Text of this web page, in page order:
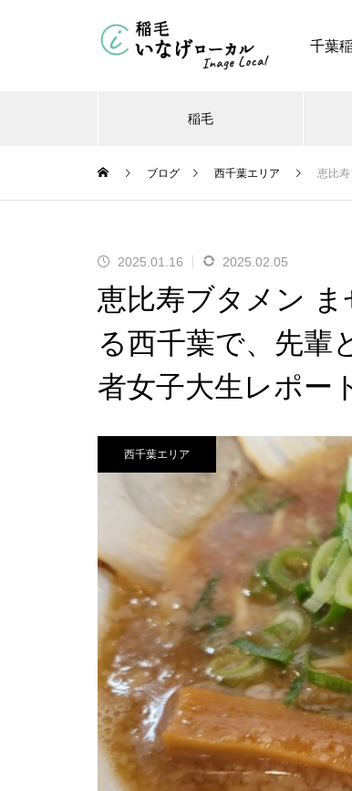
千葉
稲毛
開店！場所・営業時
【2026年】稲毛に「
オープン！実際に行
ー｜注文方法・料金
ペリエ稲毛「
全38店舗を紹介！注
リー・スイーツ・惣
を一挙公開
稲毛海浜公園｜The
er & Café 行ってみ
レポート〜
オープン！実際に行
稲毛海岸 ビッグシェ
を味わうならおすすめ
ミ・評価
千葉市科学館のプラネ
の世界へ誘います
ブログ 西千葉エリア 恵比
2025.01.16 2025.02.05
恵比寿ブタメン
る西千葉で、先輩
者女子大生レポー
西千葉エリア